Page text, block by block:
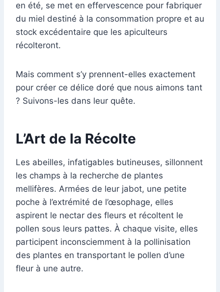
en été, se met en effervescence pour fabriquer
du miel destiné à la consommation propre et au
stock excédentaire que les apiculteurs
récolteront.
Mais comment s’y prennent-elles exactement
pour créer ce délice doré que nous aimons tant
? Suivons-les dans leur quête.
L’Art de la Récolte
Les abeilles, infatigables butineuses, sillonnent
les champs à la recherche de plantes
mellifères. Armées de leur jabot, une petite
poche à l’extrémité de l’œsophage, elles
aspirent le nectar des fleurs et récoltent le
pollen sous leurs pattes. À chaque visite, elles
participent inconsciemment à la pollinisation
des plantes en transportant le pollen d’une
fleur à une autre.